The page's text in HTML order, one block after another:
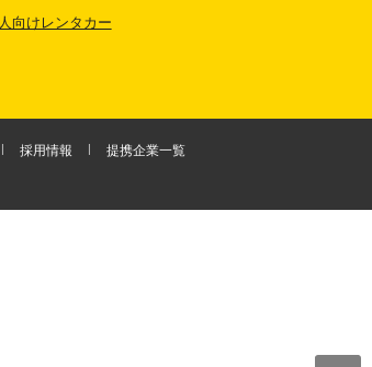
向けレンタカー
採用情報 提携企業一覧